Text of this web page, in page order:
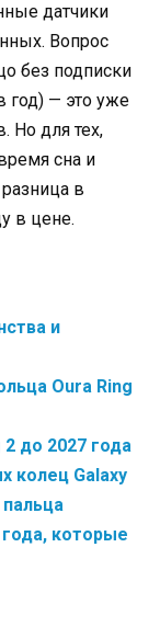
датчики
Вопрос
без подписки
год) — это уже
Но для тех,
сна и
в
в цене.
и
Oura Ring
до 2027 года
колец Galaxy
которые